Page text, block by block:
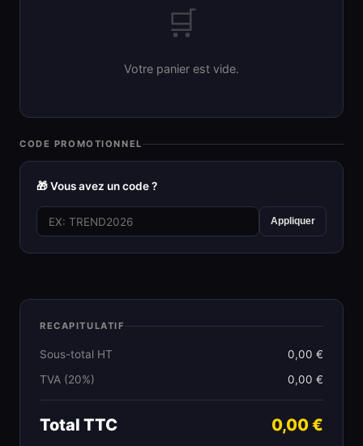
🛒
Votre panier est vide.
CODE PROMOTIONNEL
🎁 Vous avez un code ?
Appliquer
RECAPITULATIF
Sous-total HT
0,00 €
TVA (20%)
0,00 €
Total TTC 0,00 €